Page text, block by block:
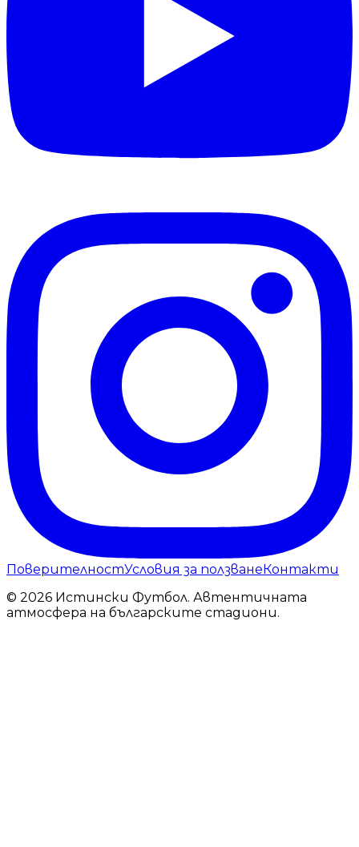
ПоверителностУсловия за ползванеКонтакти
© 2026 Истински Футбол. Автентичната
атмосфера на българските стадиони.